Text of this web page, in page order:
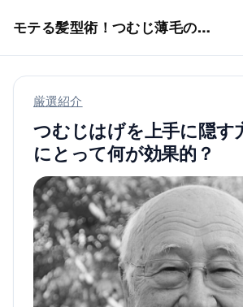
モテる髪型術！つむじ薄毛の隠し方
厳選紹介
つむじはげを上手に隠す
にとって何が効果的？